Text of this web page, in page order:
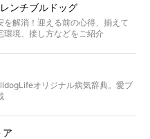
ンチブルドッグ
を解消！迎える前の心得、揃えて
環境、接し方などをご紹介
オリジナル病気辞典。愛ブ
ア